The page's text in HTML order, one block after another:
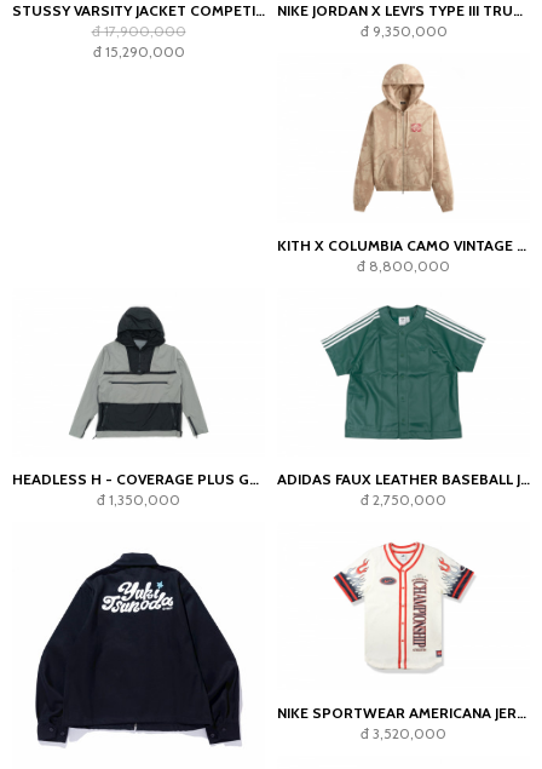
STUSSY VARSITY JACKET COMPETITION BLUE
đ 17,900,000
đ 15,290,000
NIKE JORDAN X LEVI'S TYPE III TRUCKER JACKET BLACK / WASH BLACK
đ 9,350,000
KITH X COLUMBIA CAMO VINTAGE BRAXTON ZIP UP HOODIE VEIL
đ 8,800,000
HEADLESS H - COVERAGE PLUS GREY
đ 1,350,000
ADIDAS FAUX LEATHER BASEBALL JERSEY GREEN
đ 2,750,000
NIKE SPORTWEAR AMERICANA JERSEY FLAMES TOP SAIL/RED
đ 3,520,000